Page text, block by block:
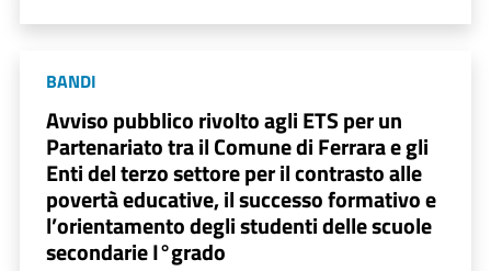
BANDI
Avviso pubblico rivolto agli ETS per un
Partenariato tra il Comune di Ferrara e gli
Enti del terzo settore per il contrasto alle
povertà educative, il successo formativo e
l’orientamento degli studenti delle scuole
secondarie I°grado